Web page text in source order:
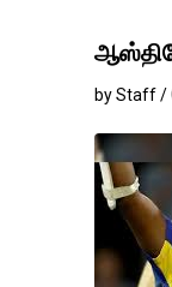
by Staff /